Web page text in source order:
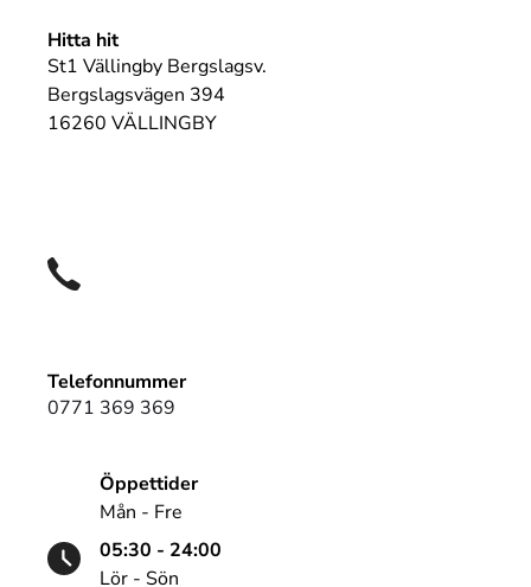
Hitta hit
St1 Vällingby Bergslagsv.
Bergslagsvägen 394
16260 VÄLLINGBY
Telefonnummer
0771 369 369
Öppettider
Mån - Fre
05:30 - 24:00
Lör - Sön